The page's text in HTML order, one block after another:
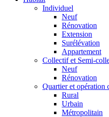
Individuel
Neuf
Rénovation
Extension
Surélévation
Appartement
Collectif et Semi-
Neuf
Rénovation
Quartier et opération
Rural
Urbain
Métropolitain